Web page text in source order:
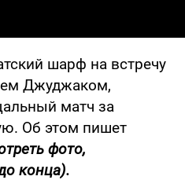
шарф на встречу
Джуджаком,
матч за
Об этом пишет
фото,
конца).